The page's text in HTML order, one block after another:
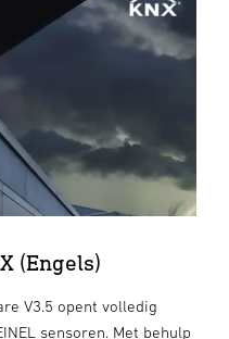
(Engels)
V3.5 opent volledig
sensoren. Met behulp